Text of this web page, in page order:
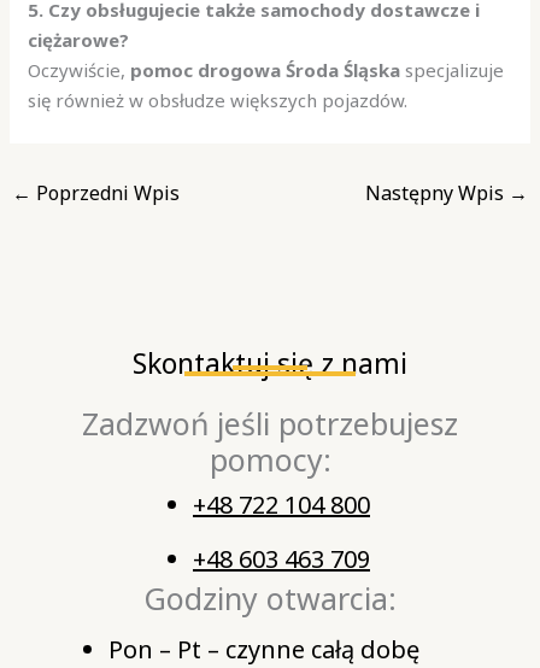
5. Czy obsługujecie także samochody dostawcze i
ciężarowe?
Oczywiście, pomoc drogowa Środa Śląska specjalizuje
się również w obsłudze większych pojazdów.
← Poprzedni Wpis Następny Wpis →
Skontaktuj się z nami
Zadzwoń jeśli potrzebujesz
pomocy:
+48 722 104 800
+48 603 463 709
Godziny otwarcia:
Pon – Pt – czynne całą dobę